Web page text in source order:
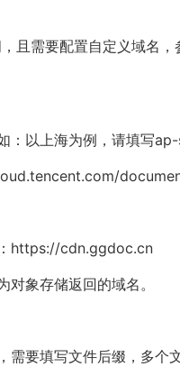
且需要配置自定义域名
：以上海为例，请填写
https://cdn.ggdoc.cn
象存储返回的域名。
需要填写文件后缀，多个